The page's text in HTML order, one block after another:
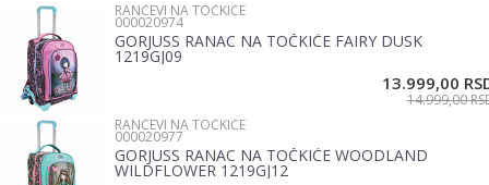
Brend
Email
Poruka
RANČEVI NA TOČKIĆE
000020974
GORJUSS RANAC NA TOČKIĆE FAIRY DUSK
1219GJ09
13.999,00
14.999,00
RANČEVI NA TOČKIĆE
000020977
GORJUSS RANAC NA TOČKIĆE WOODLAND
WILDFLOWER 1219GJ12